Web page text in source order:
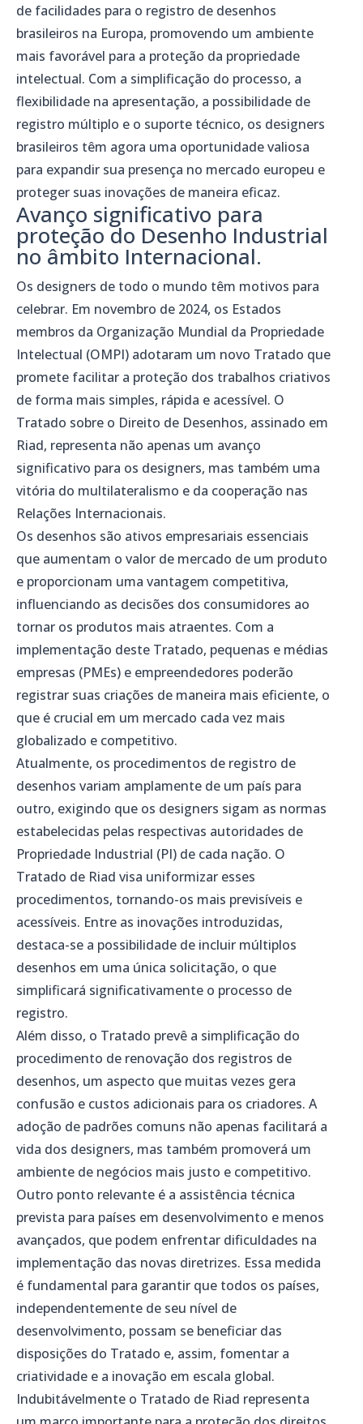
de facilidades para o registro de desenhos
brasileiros na Europa, promovendo um ambiente
mais favorável para a proteção da propriedade
intelectual. Com a simplificação do processo, a
flexibilidade na apresentação, a possibilidade de
registro múltiplo e o suporte técnico, os designers
brasileiros têm agora uma oportunidade valiosa
para expandir sua presença no mercado europeu e
proteger suas inovações de maneira eficaz.
Avanço significativo para
proteção do Desenho Industrial
no âmbito Internacional.
Os designers de todo o mundo têm motivos para
celebrar. Em novembro de 2024, os Estados
membros da Organização Mundial da Propriedade
Intelectual (OMPI) adotaram um novo Tratado que
promete facilitar a proteção dos trabalhos criativos
de forma mais simples, rápida e acessível. O
Tratado sobre o Direito de Desenhos, assinado em
Riad, representa não apenas um avanço
significativo para os designers, mas também uma
vitória do multilateralismo e da cooperação nas
Relações Internacionais.
Os desenhos são ativos empresariais essenciais
que aumentam o valor de mercado de um produto
e proporcionam uma vantagem competitiva,
influenciando as decisões dos consumidores ao
tornar os produtos mais atraentes. Com a
implementação deste Tratado, pequenas e médias
empresas (PMEs) e empreendedores poderão
registrar suas criações de maneira mais eficiente, o
que é crucial em um mercado cada vez mais
globalizado e competitivo.
Atualmente, os procedimentos de registro de
desenhos variam amplamente de um país para
outro, exigindo que os designers sigam as normas
estabelecidas pelas respectivas autoridades de
Propriedade Industrial (PI) de cada nação. O
Tratado de Riad visa uniformizar esses
procedimentos, tornando-os mais previsíveis e
acessíveis. Entre as inovações introduzidas,
destaca-se a possibilidade de incluir múltiplos
desenhos em uma única solicitação, o que
simplificará significativamente o processo de
registro.
Além disso, o Tratado prevê a simplificação do
procedimento de renovação dos registros de
desenhos, um aspecto que muitas vezes gera
confusão e custos adicionais para os criadores. A
adoção de padrões comuns não apenas facilitará a
vida dos designers, mas também promoverá um
ambiente de negócios mais justo e competitivo.
Outro ponto relevante é a assistência técnica
prevista para países em desenvolvimento e menos
avançados, que podem enfrentar dificuldades na
implementação das novas diretrizes. Essa medida
é fundamental para garantir que todos os países,
independentemente de seu nível de
desenvolvimento, possam se beneficiar das
disposições do Tratado e, assim, fomentar a
criatividade e a inovação em escala global.
Indubitávelmente o Tratado de Riad representa